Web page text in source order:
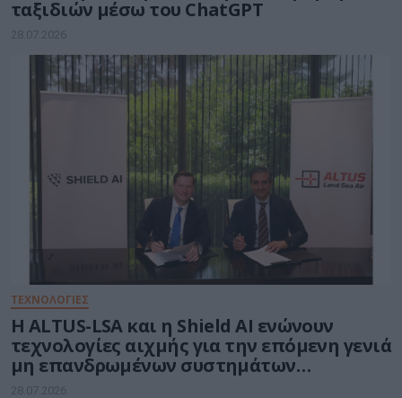
ταξιδιών μέσω του ChatGPT
28.07.2026
ΤΕΧΝΟΛΟΓΙΕΣ
Η ALTUS-LSA και η Shield AI ενώνουν
τεχνολογίες αιχμής για την επόμενη γενιά
μη επανδρωμένων συστημάτων
αεροσκαφών
28.07.2026